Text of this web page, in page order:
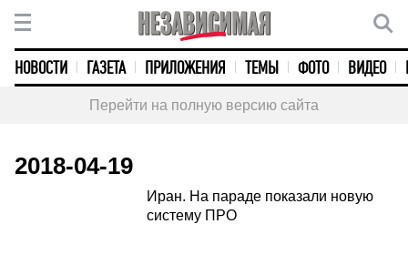
НОВОСТИ ГАЗЕТА ПРИЛОЖЕНИЯ ТЕМЫ ФОТО ВИДЕО
Перейти на полную версию сайта
2018-04-19
Иран. На параде показали новую
систему ПРО